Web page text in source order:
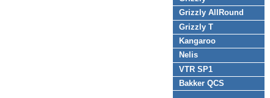
Grizzly AllRound
Grizzly T
Kangaroo
Nelis
VTR SP1
Bakker QCS